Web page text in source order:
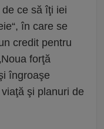
ce să îţi iei
în care se
credit pentru
forţă
îngroaşe
şi planuri de